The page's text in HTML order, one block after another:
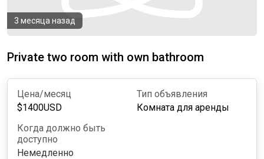
3 месяца назад
Private two room with own bathroom
Цена/месяц
$1400USD
Тип объявления
Комната для аренды
Когда должно быть
доступно
Немедленно